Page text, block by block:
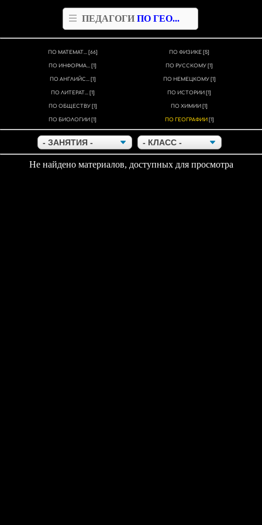
ПЕДАГОГИ ПО ГЕО...
ПО МАТЕМАТ... [66] ПО ФИЗИКЕ [5]
ПО ИНФОРМА... [1] ПО РУССКОМУ [1]
ПО АНГЛИЙС... [1] ПО НЕМЕЦКОМУ [1]
ПО ЛИТЕРАТ... [1] ПО ИСТОРИИ [1]
ПО ОБЩЕСТВУ [1] ПО ХИМИИ [1]
ПО БИОЛОГИИ [1] ПО ГЕОГРАФИИ [1]
Не найдено материалов, доступных для просмотра